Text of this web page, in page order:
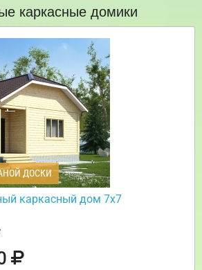
каркасные домики
ДОСКИ
каркасный дом 7х7